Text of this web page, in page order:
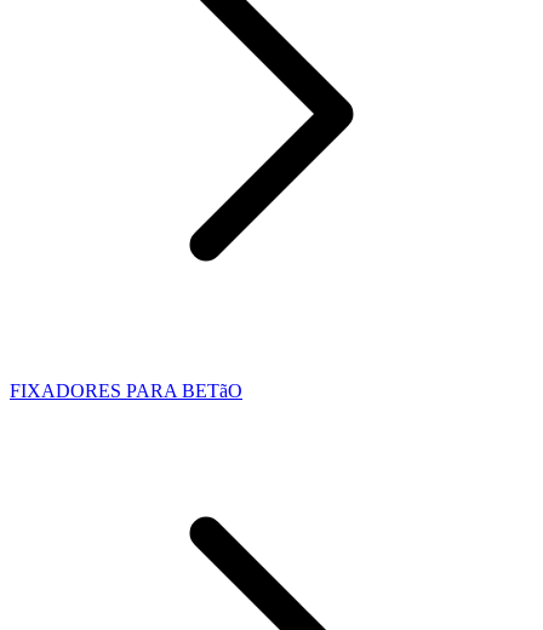
FIXADORES PARA BETãO